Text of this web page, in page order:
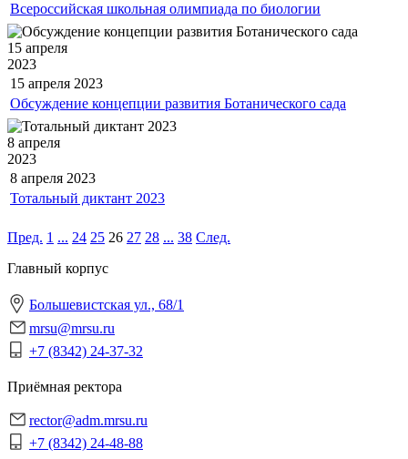
Всероссийская школьная олимпиада по биологии
15 апреля
2023
15 апреля 2023
Обсуждение концепции развития Ботанического сада
8 апреля
2023
8 апреля 2023
Тотальный диктант 2023
Пред. 1 ... 24 25 26 27 28 ... 38 След.
Главный корпус
Большевистская ул., 68/1
mrsu@mrsu.ru
+7 (8342) 24-37-32
Приёмная ректора
rector@adm.mrsu.ru
+7 (8342) 24-48-88